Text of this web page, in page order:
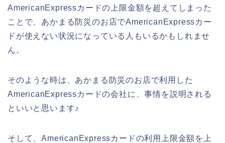
AmericanExpressカードの上限金額を超えてしまった
ことで、あかまる防災のお店でAmericanExpressカー
ドが使えない状況になっている人もいるかもしれませ
ん。
そのような時は、あかまる防災のお店で利用した
AmericanExpressカードの会社に、事情を説明される
といいと思います♪
そして、AmericanExpressカードの利用上限金額を上